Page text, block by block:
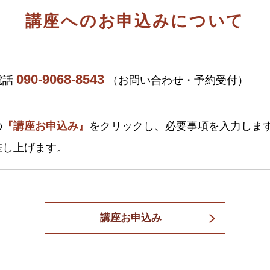
講座へのお申込みについて
話 090-9068-8543 （お問い合わせ・予約受付）
『講座お申込み』 をクリックし、必要事項を入力しま
上げます。
講座お申込み